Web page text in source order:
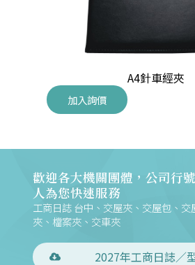
A4針車經夾
加入詢價
歡迎各大機關團體，公司行
人為您快速服務
工商日誌 台中、交屋夾、交屋包、
夾、檔案夾、交車夾
2027年工商日誌／